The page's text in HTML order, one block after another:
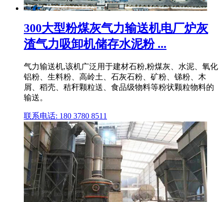
300大型粉煤灰气力输送机电厂炉灰
渣气力吸卸机储存水泥粉 ...
气力输送机,该机广泛用于建材石粉,粉煤灰、水泥、氧化
铝粉、生料粉、高岭土、石灰石粉、矿粉、锑粉、木
屑、稻壳、秸秆颗粒送、食品级物料等粉状颗粒物料的
输送。
联系电话: 180 3780 8511